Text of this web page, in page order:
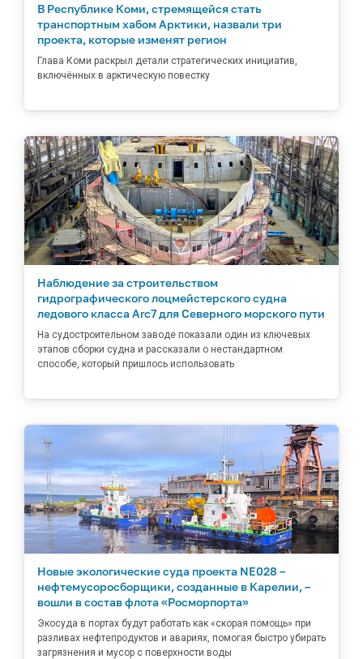
В Республике Коми, стремящейся стать
транспортным хабом Арктики, назвали три
проекта, которые изменят регион
Глава Коми раскрыл детали стратегических инициатив,
включённых в арктическую повестку
Наблюдение за строительством
гидрографического лоцмейстерского судна
ледового класса Arc7 для Северного морского пути
На судостроительном заводе показали один из ключевых
этапов сборки судна и рассказали о нестандартном
способе, который пришлось использовать
Новые экологические суда проекта NE028 –
нефтемусоросборщики, созданные в Карелии, –
вошли в состав флота «Росморпорта»
Экосуда в портах будут работать как «скорая помощь» при
разливах нефтепродуктов и авариях, помогая быстро убирать
загрязнения и мусор с поверхности воды